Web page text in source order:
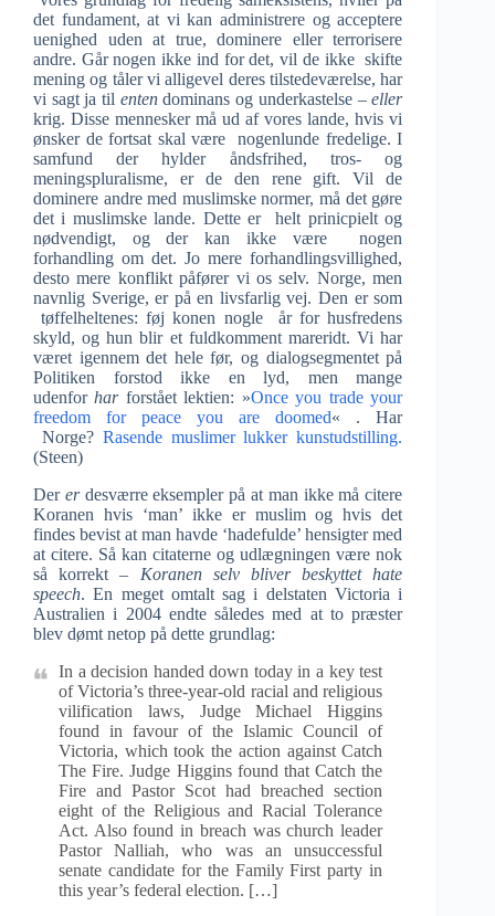
det fundament, at vi kan administrere og acceptere
uenighed uden at true, dominere eller terrorisere
andre. Går nogen ikke ind for det, vil de ikke skifte
mening og tåler vi alligevel deres tilstedeværelse, har
vi sagt ja til entendominans og underkastelse –eller
krig. Disse mennesker må ud af vores lande, hvis vi
ønsker de fortsat skal være nogenlunde fredelige. I
samfund der hylder åndsfrihed, tros- og
meningspluralisme, er de den rene gift. Vil de
dominere andre med muslimske normer, må det gøre
det i muslimske lande. Dette er helt prinicpielt og
nødvendigt, og der kan ikke være nogen
forhandling om det. Jo mere forhandlingsvillighed,
desto mere konflikt påfører vi os selv. Norge, men
navnlig Sverige, er på en livsfarlig vej. Den er som
tøffelheltenes: føj konen nogle år for husfredens
skyld, og hun blir et fuldkomment mareridt. Vi har
været igennem det hele før, og dialogsegmentet på
Politiken forstod ikke en lyd, men mange
udenforhar forstået lektien: »Once you trade your
freedom for peace you are doomed« . Har
Norge? Rasende muslimer lukker kunstudstilling.
(Steen)
Der erdesværre eksempler på at man ikke må citere
Koranen hvis ‘man’ ikke er muslim og hvis det
findes bevist at man havde ‘hadefulde’ hensigter med
at citere. Så kan citaterne og udlægningen være nok
så korrekt – Koranen selv bliver beskyttet hate
speech. En meget omtalt sag i delstaten Victoria i
Australien i 2004 endte således med at to præster
blev dømt netop på dette grundlag:
In a decision handed down today in a key test
of Victoria’s three-year-old racial and religious
vilification laws, Judge Michael Higgins
found in favour of the Islamic Council of
Victoria, which took the action against Catch
The Fire. Judge Higgins found that Catch the
Fire and Pastor Scot had breached section
eight of the Religious and Racial Tolerance
Act. Also found in breach was church leader
Pastor Nalliah, who was an unsuccessful
senate candidate for the Family First party in
this year’s federal election. […]